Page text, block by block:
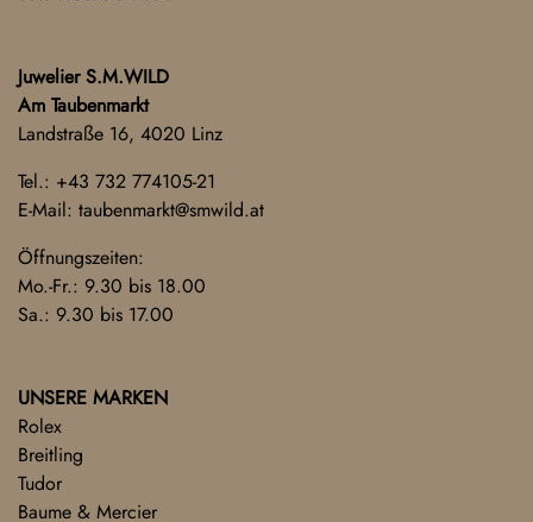
Juwelier S.M.WILD
Am Taubenmarkt
Landstraße 16, 4020 Linz
Tel.: +43 732 774105-21
E-Mail: taubenmarkt@smwild.at
Öffnungszeiten:
Mo.-Fr.: 9.30 bis 18.00
Sa.: 9.30 bis 17.00
UNSERE MARKEN
Rolex
Breitling
Tudor
Baume & Mercier